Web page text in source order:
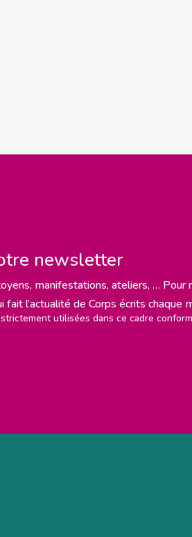
newsletter
manifestations, ateliers, … Pour
l’actualité de Corps écrits chaque
utilisées dans ce cadre